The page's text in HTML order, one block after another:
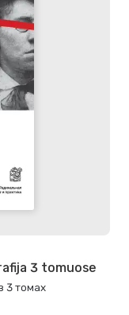
3 tomuose
3 томах